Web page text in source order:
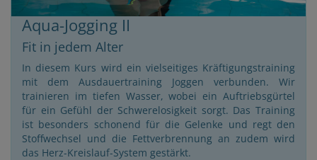
Aqua-Jogging II
Fit in jedem Alter
In diesem Kurs wird ein vielseitiges Kräftigungstraining
mit dem Ausdauertraining Joggen verbunden. Wir
trainieren im tiefen Wasser, wobei ein Auftriebsgürtel
für ein Gefühl der Schwerelosigkeit sorgt. Das Training
ist besonders schonend für die Gelenke und regt den
Stoffwechsel und die Fettverbrennung an zudem wird
das Herz-Kreislauf-System gestärkt.